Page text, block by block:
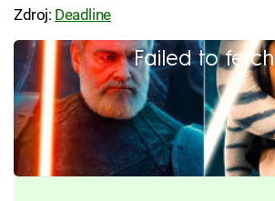
Zdroj: Deadline
Failed to fetch